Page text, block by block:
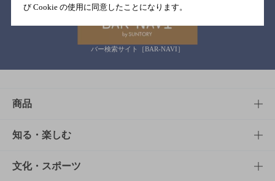
バー検索サイト［BAR-NAVI］
商品
商品TOP
商品一覧
知る・楽しむ
知る・楽しむTOP
文化・スポーツ
び Cookie の使用に同意したことになります。